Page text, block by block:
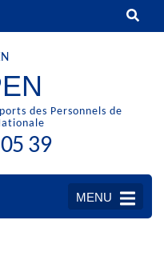
des Personnels de
39
MENU